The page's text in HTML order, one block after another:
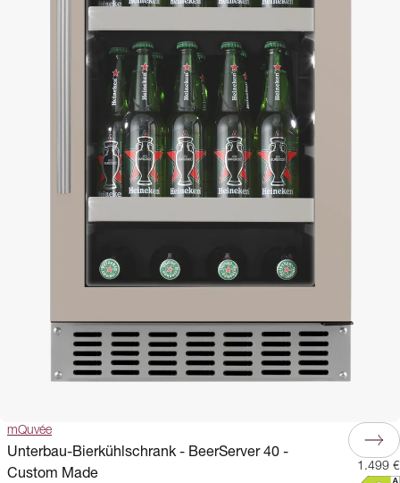
mQuvée
Unterbau-Bierkühlschrank - BeerServer 40 -
Custom Made
1.499 €